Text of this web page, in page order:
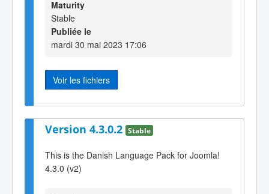
Maturity
Stable
Publiée le
mardi 30 mai 2023 17:06
Voir les fichiers
Version 4.3.0.2 Stable
This is the Danish Language Pack for Joomla!
4.3.0 (v2)